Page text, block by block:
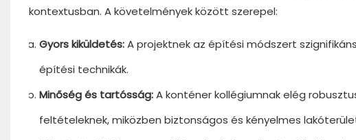
kontextusban. A követelmények között szerepel:
Gyors kiküldetés:A projektnek az építési módszert
építési technikák.
Minőség és tartósság:A konténer kollégiumnak elég
feltételeknek, miközben biztonságos és kényelmes